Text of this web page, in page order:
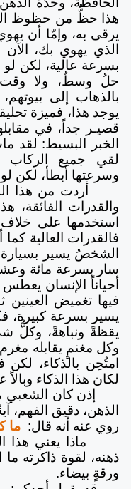
هذا حظٌّ من حظوظ
يرقى به، وإمّا أن
الذي يهوي بك، الآن
بسرعة عالية، لكن
حلٌ وسطٌ، ولا وقت
بالذهاب إلى
يوجد هذا، فميزة
قصيـر جداً، في
الخبر البسيط: لقد
لقي جميع الركاب
وسرعتها أبطأ، لكن
أردت من هذا
والقدرات الفائقة،
استخدمها على
فالقدرات العالية كما
الشخصُ يسير
سار بسرعة مائة
أحياناً الإنسان
فيها تغميض العينين
يسير بسرعة كبيرة،
يقظةً ونباهةً، وكلُّ
وكل مغنمٍ يقابله
امتُحِن بالذكاء،
لكان هذا الذكاء وبالاً
إذن كان الشعبي
الذهن، دقيق الفهم،
روي عنه أنه قال: ما
ماذا يعني هذا
ذهنه، لقوة ذاكرته
ورقةٍ بيضاء.